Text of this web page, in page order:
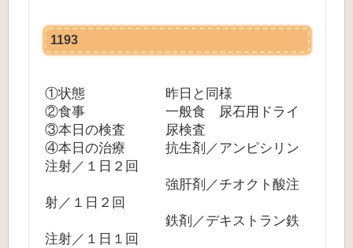
1193
①状態 昨日と同様
②食事 一般食 尿石用ドライ
③本日の検査 尿検査
④本日の治療 抗生剤／アンピシリン
注射／１日２回
強肝剤／チオクト酸注
射／１日２回
鉄剤／デキストラン鉄
注射／１日１回